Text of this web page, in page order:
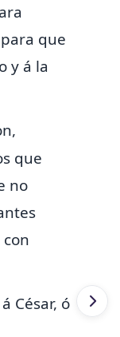
que
y á la
que
no
César, ó